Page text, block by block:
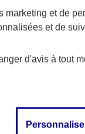
marketing et de
et de
d'avis à tout